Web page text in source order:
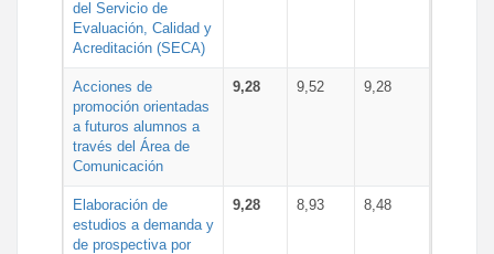
del Servicio de
Evaluación, Calidad y
Acreditación (SECA)
Acciones de
promoción orientadas
a futuros alumnos a
través del Área de
Comunicación
9,28 9,52 9,28
Elaboración de
estudios a demanda y
de prospectiva por
9,28 8,93 8,48